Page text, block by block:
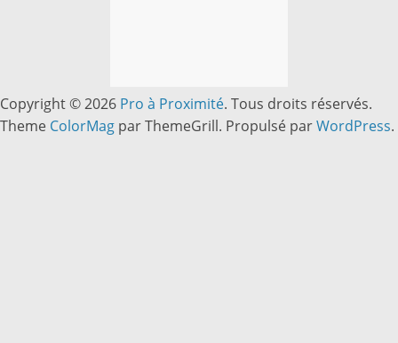
Copyright © 2026 Pro à Proximité. Tous droits réservés.
Theme ColorMag par ThemeGrill. Propulsé parWordPress.